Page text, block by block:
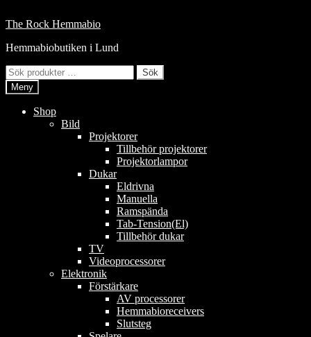
till
Hoppa
navigering
Hoppa
innehåll
The Rock Hemmabio
Hemmabiobutiken i Lund
Sök
efter:
Sök
Meny
Shop
Bild
Projektorer
Tillbehör projektorer
Projektorlampor
Dukar
Eldrivna
Manuella
Ramspända
Tab-Tension(El)
Tillbehör dukar
TV
Videoprocessorer
Elektronik
Förstärkare
AV processorer
Hemmabioreceivers
Slutsteg